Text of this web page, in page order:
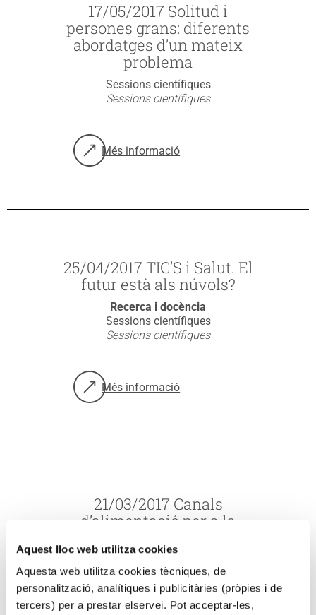
Aquest lloc web utilitza cookies
Aquesta web utilitza cookies tècniques, de
personalització, analítiques i publicitàries (pròpies i de
tercers) per a prestar elservei. Pot acceptar-les,
17/05/2017 Solitud i
persones grans: diferents
abordatges d’un mateix
problema
Sessions científiques
Sessions científiques
Més informació
sobre: 17/05/2017 Solitud i persones
25/04/2017 TIC’S i Salut. El
futur està als núvols?
Recerca i docència
Sessions científiques
Sessions científiques
Més informació
sobre: 25/04/2017 TIC’S i Salut. El futur
21/03/2017 Canals
d’alimentació per a la
– Necessitat i seguretat
Recerca i docència
Sessions científiques
Sessions científiques